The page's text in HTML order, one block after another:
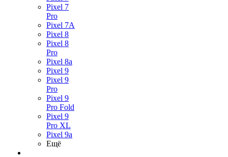
Pixel 7
Pro
Pixel 7A
Pixel 8
Pixel 8
Pro
Pixel 8a
Pixel 9
Pixel 9
Pro
Pixel 9
Pro Fold
Pixel 9
Pro XL
Pixel 9a
Ещё